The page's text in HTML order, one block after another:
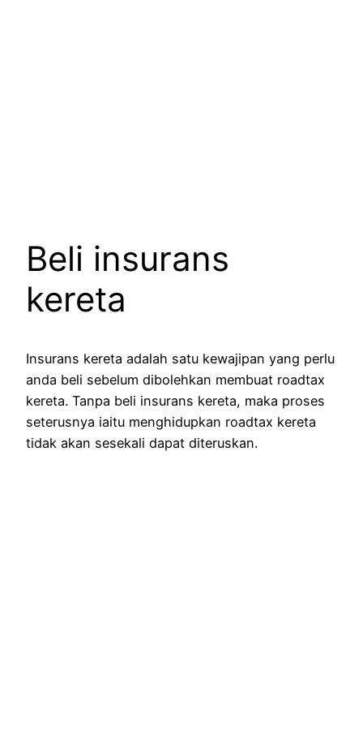
Beli insurans
kereta
Insurans kereta adalah satu kewajipan yang perlu
anda beli sebelum dibolehkan membuat roadtax
kereta. Tanpa beli insurans kereta, maka proses
seterusnya iaitu menghidupkan roadtax kereta
tidak akan sesekali dapat diteruskan.